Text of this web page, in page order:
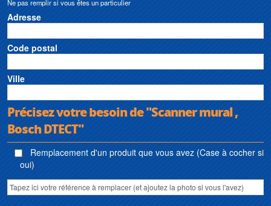
Ne pas remplir si vous êtes un particulier
Adresse
Code postal
Ville
Précisez votre besoin de "Scanner mural ,
Bosch DTECT"
Remplacement d'un produit que vous avez (Case à cocher si
oui)